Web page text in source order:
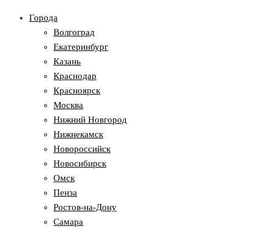
Города
Волгоград
Екатеринбург
Казань
Краснодар
Красноярск
Москва
Нижний Новгород
Нижнекамск
Новороссийск
Новосибирск
Омск
Пенза
Ростов-на-Дону
Самара